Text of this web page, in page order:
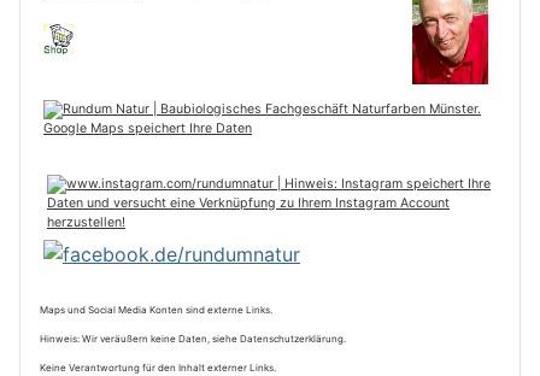
Maps und Social Media Konten sind externe Links.
Hinweis: Wir veräußern keine Daten, siehe Datenschutzerklärung.
Keine Verantwortung für den Inhalt externer Links.